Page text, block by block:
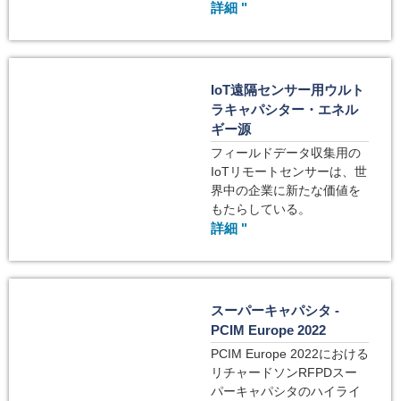
詳細 "
IoT遠隔センサー用ウルト
ラキャパシター・エネル
ギー源
フィールドデータ収集用の
IoTリモートセンサーは、世
界中の企業に新たな価値を
もたらしている。
詳細 "
スーパーキャパシタ -
PCIM Europe 2022
PCIM Europe 2022における
リチャードソンRFPDスー
パーキャパシタのハイライ